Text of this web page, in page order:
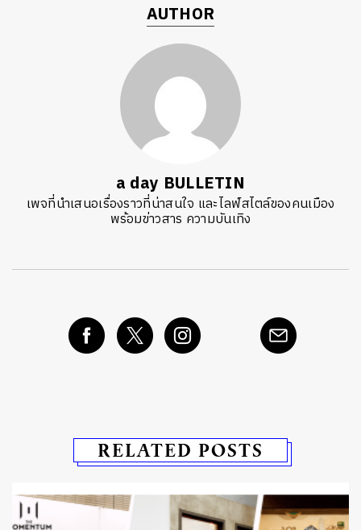
AUTHOR
a day BULLETIN
เพจที่นำเสนอเรื่องราวที่น่าสนใจ และไลฟ์สไตล์ของคนเมือง
พร้อมข่าวสาร ความบันเทิง
RELATED POSTS